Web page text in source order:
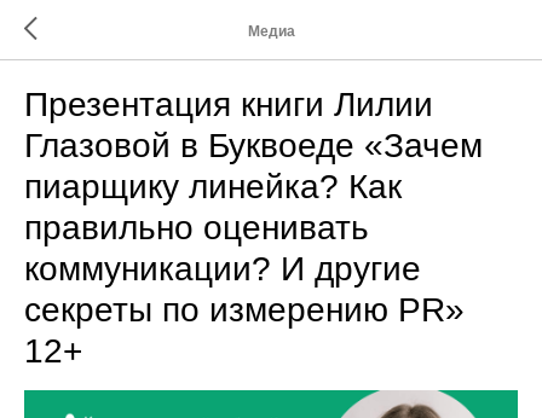
Медиа
Презентация книги Лилии
Глазовой в Буквоеде «Зачем
пиарщику линейка? Как
правильно оценивать
коммуникации? И другие
секреты по измерению PR»
12+